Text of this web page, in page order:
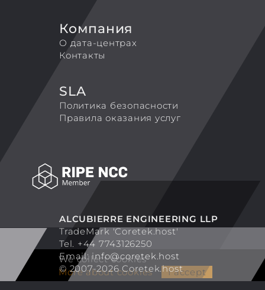
ALCUBIERRE ENGINEERING LLP
TradeMark 'Coretek.host'
Tel. +44 7743126250
Email:info@coretek.host
© 2007-2026 Coretek.host
Компания
О дата-центрах
Контакты
SLA
Политика безопасности
Правила оказания услуг
We collect cookies
More about cookies
I accept